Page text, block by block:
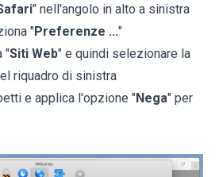
" nell'angolo in alto a sinistra
"Preferenze ..."
"Siti Web" e quindi selezionare la
riquadro di sinistra
e applica l'opzione "Nega" per